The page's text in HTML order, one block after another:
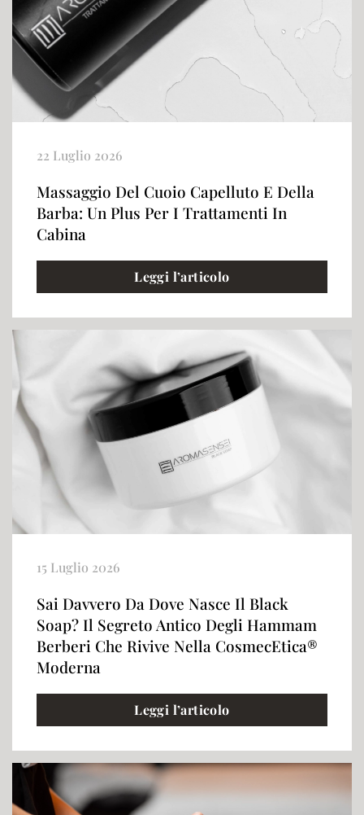
22 Luglio 2026
Massaggio Del Cuoio Capelluto E Della
Barba: Un Plus Per I Trattamenti In
Cabina
Leggi l’articolo
15 Luglio 2026
Sai Davvero Da Dove Nasce Il Black
Soap? Il Segreto Antico Degli Hammam
Berberi Che Rivive Nella CosmecEtica®
Moderna
Leggi l’articolo